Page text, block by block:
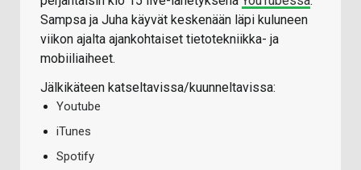
Sampsa ja Juha käyvät keskenään läpi kuluneen
viikon ajalta ajankohtaiset tietotekniikka- ja
mobiiliaiheet.
Jälkikäteen katseltavissa/kuunneltavissa:
Youtube
iTunes
Spotify